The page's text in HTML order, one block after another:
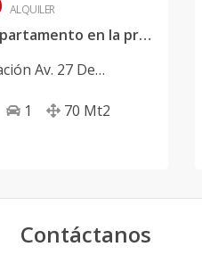
ALQUILER
Se alquila apartamento en la prolongación 27.
Av. 27 De
1 70 Mt2
Contáctanos